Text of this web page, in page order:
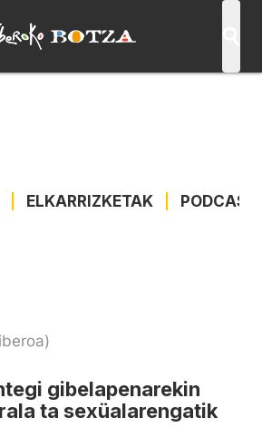
ELKARRIZKETAK
gibelapenarekin
ta sexüalarengatik